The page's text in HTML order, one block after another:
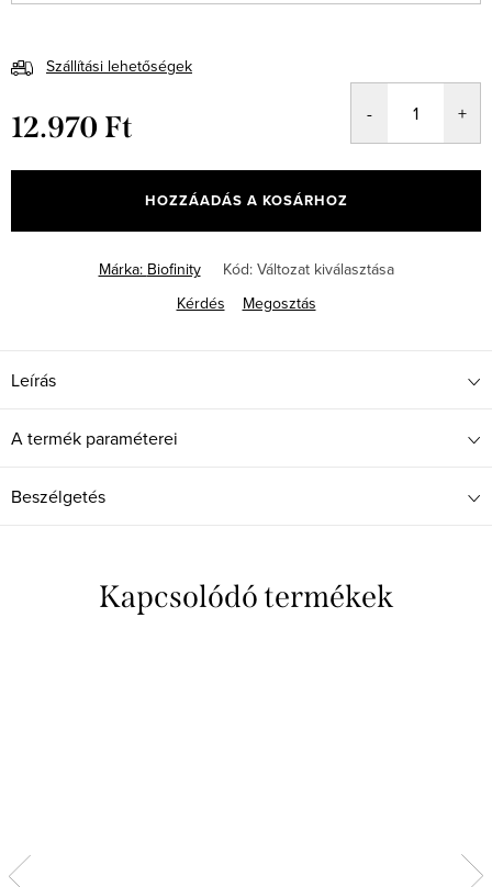
Szállítási lehetőségek
12.970 Ft
HOZZÁADÁS A KOSÁRHOZ
Márka: Biofinity Kód: Változat kiválasztása
Kérdés
Megosztás
Leírás
A termék paraméterei
Beszélgetés
Kapcsolódó termékek